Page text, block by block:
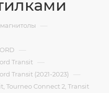
—
—
Transit —
Transit (2021-2023) —
Tourneo Connect 2, Transit